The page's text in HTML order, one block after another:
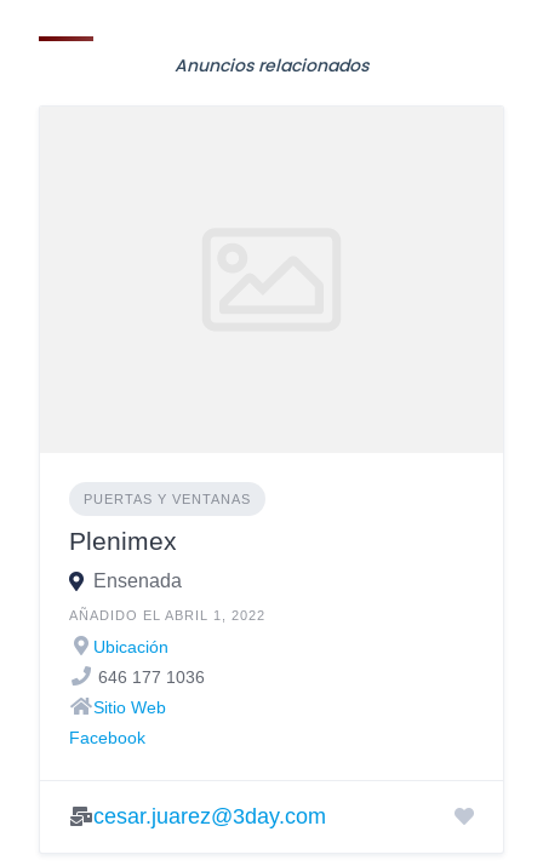
Anuncios relacionados
PUERTAS Y VENTANAS
Plenimex
Ensenada
AÑADIDO EL ABRIL 1, 2022
Ubicación
646 177 1036
Sitio Web
Facebook
cesar.juarez@3day.com